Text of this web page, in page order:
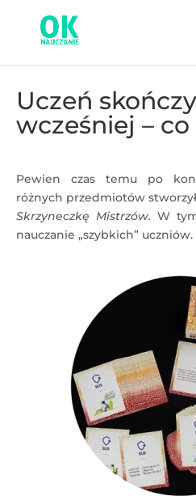
Uczeń
wcześniej – co
Pewien czas temu po
różnych przedmiotów
Skrzyneczkę Mistrzów. W
nauczanie „szybkich” uczniów.